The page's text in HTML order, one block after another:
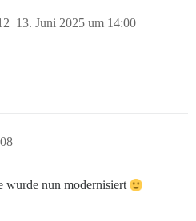
13. Juni 2025 um 14:00
wurde nun modernisiert